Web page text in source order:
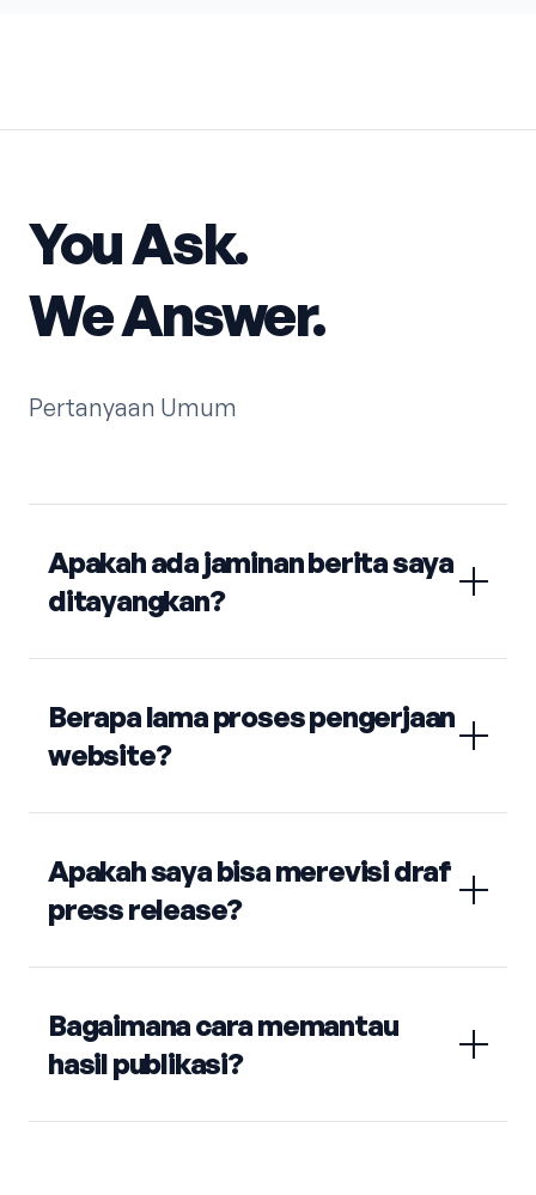
You Ask.
We Answer.
Pertanyaan Umum
Apakah ada jaminan berita saya
ditayangkan?
Berapa lama proses pengerjaan
website?
Apakah saya bisa merevisi draf
press release?
Bagaimana cara memantau
hasil publikasi?